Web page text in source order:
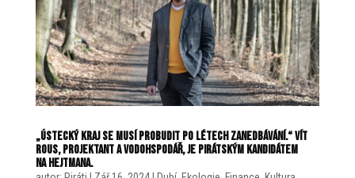
„ústecký kraj se musí probudit po létech zanedbávání.“ Vít
Rous, projektant a vodohspodář, je pirátským kandidátem
na hejtmana.